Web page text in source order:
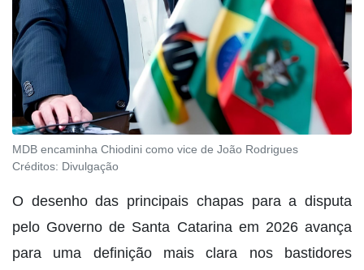
MDB encaminha Chiodini como vice de João Rodrigues
Créditos: Divulgação
O desenho das principais chapas para a disputa
pelo Governo de Santa Catarina em 2026 avança
para uma definição mais clara nos bastidores